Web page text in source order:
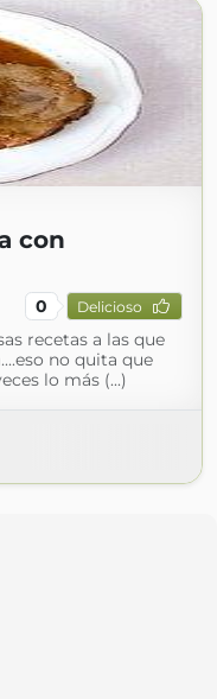
con
0 Delicioso
recetas a las que
no quita que
lo más (...)